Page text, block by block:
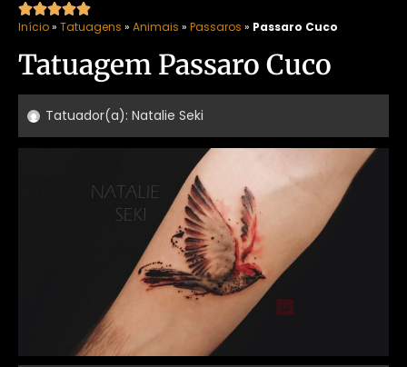

Início» Tatuagens » Animais » Passaros » Passaro Cuco
Tatuagem Passaro Cuco
Tatuador(a): Natalie Seki